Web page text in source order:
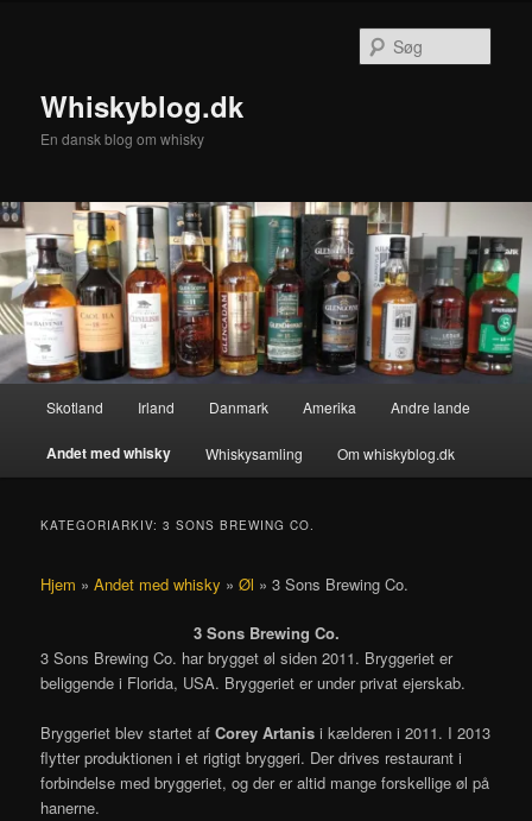
Whiskyblog.dk
En dansk blog om whisky
Skotland Irland Danmark Amerika Andre lande
Andet med whisky Whiskysamling Om whiskyblog.dk
KATEGORIARKIV:3 SONS BREWING CO.
Hjem »Andet med whisky »Øl »3 Sons Brewing Co.
3 Sons Brewing Co.
3 Sons Brewing Co. har brygget øl siden 2011. Bryggeriet er
beliggende i Florida, USA. Bryggeriet er under privat ejerskab.
Bryggeriet blev startet afCorey Artanis i kælderen i 2011. I 2013
flytter produktionen i et rigtigt bryggeri. Der drives restaurant i
forbindelse med bryggeriet, og der er altid mange forskellige øl på
hanerne.